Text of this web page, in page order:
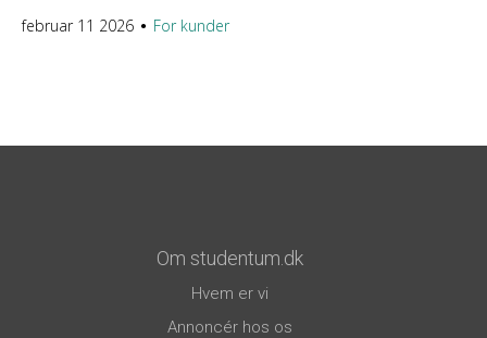
februar 11 2026 ● For kunder
Om studentum.dk
Hvem er vi
Annoncér hos os